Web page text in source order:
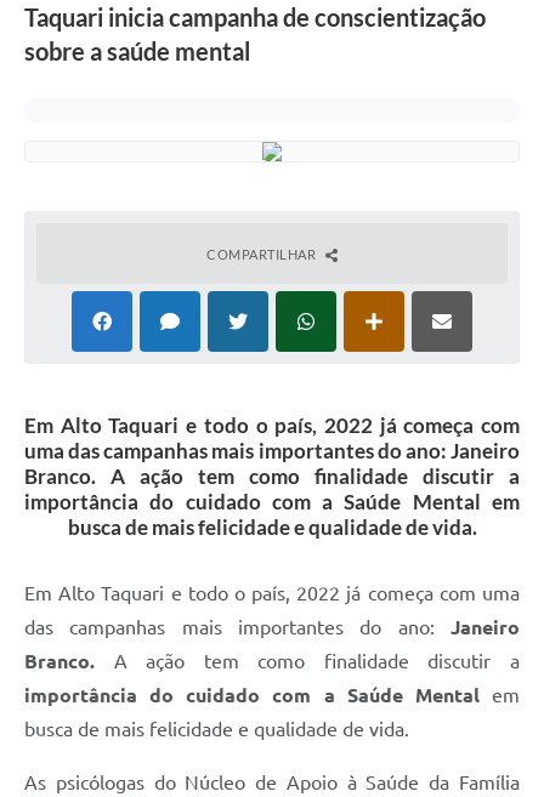
Taquari inicia campanha de conscientização
sobre a saúde mental
COMPARTILHAR
Em Alto Taquari e todo o país, 2022 já começa com
uma das campanhas mais importantes do ano: Janeiro
Branco. A ação tem como finalidade discutir a
importância do cuidado com a Saúde Mental em
busca de mais felicidade e qualidade de vida.
Em Alto Taquari e todo o país, 2022 já começa com uma
das campanhas mais importantes do ano: Janeiro
Branco. A ação tem como finalidade discutir a
importância do cuidado com a Saúde Mentalem
busca de mais felicidade e qualidade de vida.
As psicólogas do Núcleo de Apoio à Saúde da Família